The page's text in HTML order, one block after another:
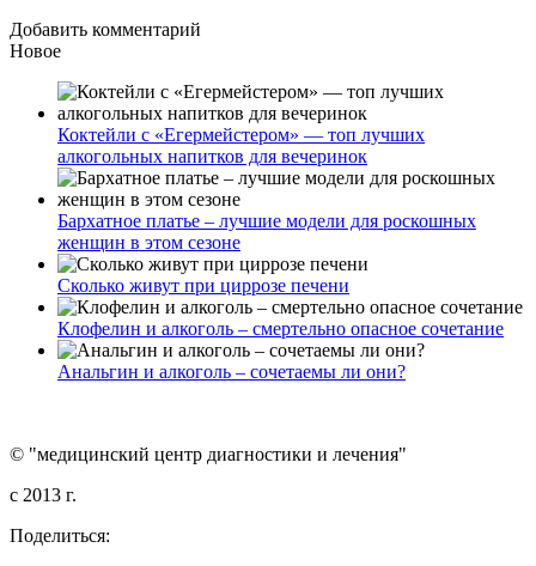
Добавить комментарий
Новое
Коктейли с «Егермейстером» — топ лучших
алкогольных напитков для вечеринок
Бархатное платье – лучшие модели для роскошных
женщин в этом сезоне
Сколько живут при циррозе печени
Клофелин и алкоголь – смертельно опасное сочетание
Анальгин и алкоголь – сочетаемы ли они?
© "медицинский центр диагностики и лечения"
c 2013 г.
Поделиться: